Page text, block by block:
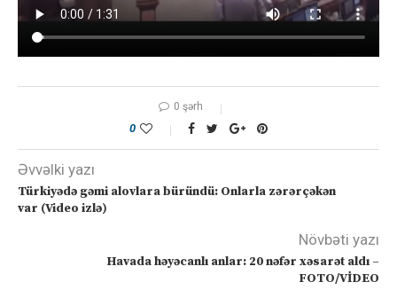
0 şərh
0
Əvvəlki yazı
Türkiyədə gəmi alovlara büründü: Onlarla zərərçəkən
var (Video izlə)
Növbəti yazı
Havada həyəcanlı anlar: 20 nəfər xəsarət aldı –
FOTO/VİDEO